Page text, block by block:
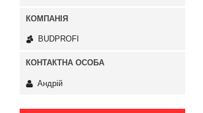
BUDPROFI
Андрій